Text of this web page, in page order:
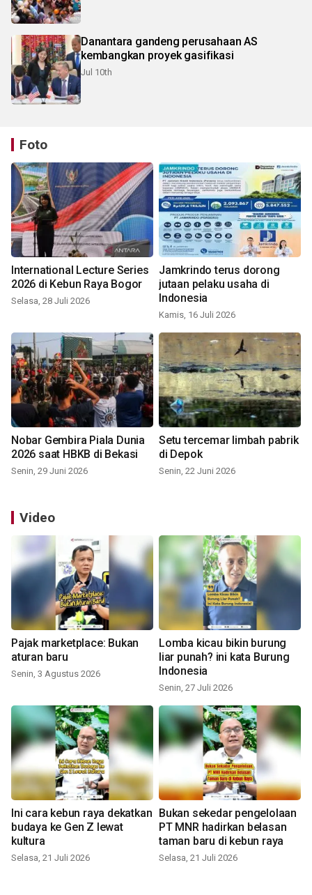
Danantara gandeng perusahaan AS
kembangkan proyek gasifikasi
Jul 10th
Foto
International Lecture Series
2026 di Kebun Raya Bogor
Selasa, 28 Juli 2026
Jamkrindo terus dorong
jutaan pelaku usaha di
Indonesia
Kamis, 16 Juli 2026
Nobar Gembira Piala Dunia
2026 saat HBKB di Bekasi
Senin, 29 Juni 2026
Setu tercemar limbah pabrik
di Depok
Senin, 22 Juni 2026
Video
Pajak marketplace: Bukan
aturan baru
Senin, 3 Agustus 2026
Lomba kicau bikin burung
liar punah? ini kata Burung
Indonesia
Senin, 27 Juli 2026
Ini cara kebun raya dekatkan
budaya ke Gen Z lewat
kultura
Selasa, 21 Juli 2026
Bukan sekedar pengelolaan
PT MNR hadirkan belasan
taman baru di kebun raya
Selasa, 21 Juli 2026